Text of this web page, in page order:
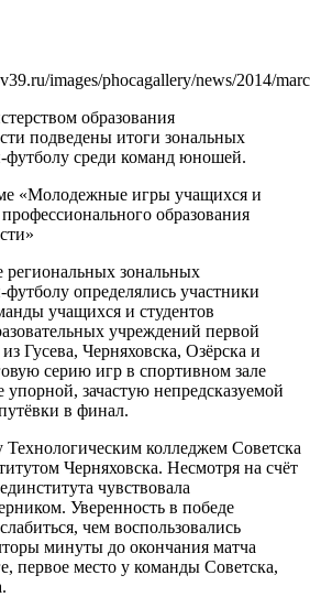
images/phocagallery/news/2014/
образования
подведены итоги зональных
среди команд юношей.
«Молодежные игры учащихся и
образования
региональных зональных
определялись участники
учащихся и студентов
учреждений первой
Гусева, Черняховска, Озёрска и
серию игр в спортивном зале
зачастую непредсказуемой
в финал.
колледжем Советска
Черняховска. Несмотря на счёт
чувствовала
Уверенность в победе
чем воспользовались
минуты до окончания матча
первое место у команды Советска,